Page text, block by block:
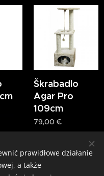
Škrabadlo
Agar Pro
109cm
79,00 €
prawidłowe działanie
a także